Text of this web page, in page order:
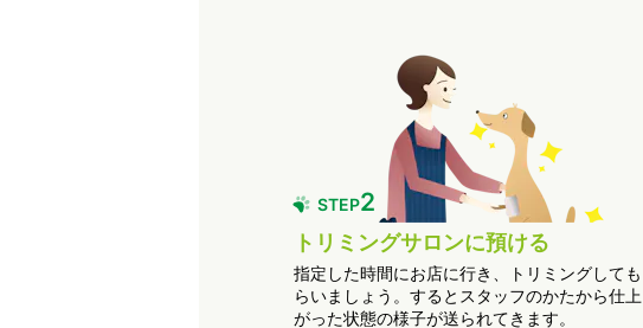
STEP2
トリミングサロンに預ける
指定した時間にお店に行き、トリミングしても
らいましょう。するとスタッフのかたから仕上
がった状態の様子が送られてきます。